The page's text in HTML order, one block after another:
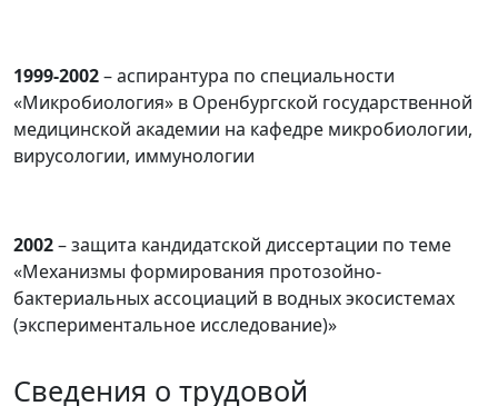
1999-2002– аспирантура по специальности
«Микробиология» в Оренбургской государственной
медицинской академии на кафедре микробиологии,
вирусологии, иммунологии
2002– защита кандидатской диссертации по теме
«Механизмы формирования протозойно-
бактериальных ассоциаций в водных экосистемах
(экспериментальное исследование)»
Сведения о трудовой